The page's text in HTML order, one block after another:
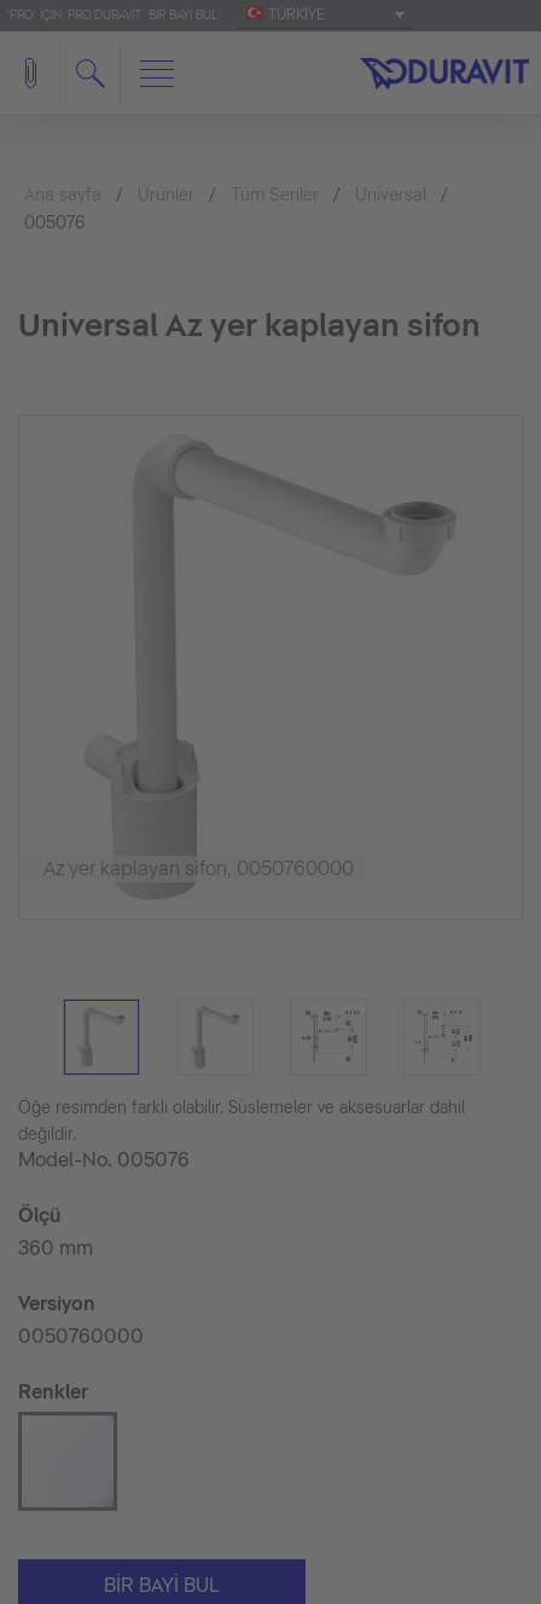
'PRO' IÇIN: PRO.DURAVIT BIR BAYI BUL TÜRKIYE
Ana sayfa Ürünler Tüm Seriler
Universal
005076
Universal Az yer kaplayan sifon
Az yer kaplayan sifon, 0050760000
Öğe resimden farklı olabilir. Süslemeler ve aksesuarlar dahil
değildir.
Model-No. 005076
Ölçü
360 mm
Versiyon
0050760000
Renkler
BIR BAYI BUL